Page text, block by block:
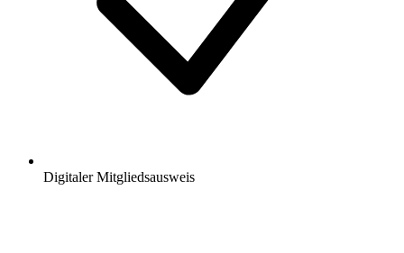
Digitaler Mitgliedsausweis